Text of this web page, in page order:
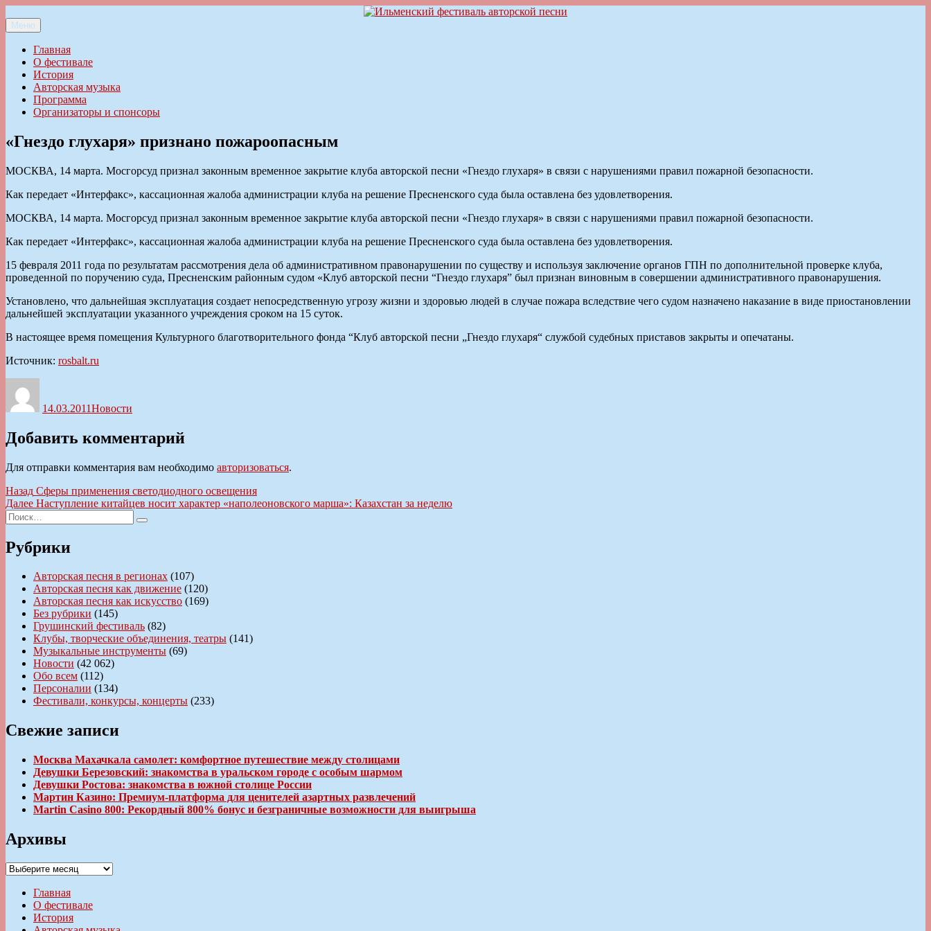
к
содержимому
Ильменский фестиваль авторской песни
Меню
Главная
О фестивале
История
Авторская музыка
Программа
Организаторы и спонсоры
«Гнездо глухаря» признано пожароопасным
МОСКВА, 14 марта. Мосгорсуд признал законным временное закрытие клуба авторской песни «Гнездо глухаря» в связи с нарушениями правил пожарной безопасности.
Как передает «Интерфакс», кассационная жалоба администрации клуба на решение Пресненского суда была оставлена без удовлетворения.
МОСКВА, 14 марта. Мосгорсуд признал законным временное закрытие клуба авторской песни «Гнездо глухаря» в связи с нарушениями правил пожарной безопасности.
Как передает «Интерфакс», кассационная жалоба администрации клуба на решение Пресненского суда была оставлена без удовлетворения.
15 февраля 2011 года по результатам рассмотрения дела об административном правонарушении по существу и используя заключение органов ГПН по дополнительной проверке клуба,
проведенной по поручению суда, Пресненским районным судом «Клуб авторской песни “Гнездо глухаря” был признан виновным в совершении административного правонарушения.
Установлено, что дальнейшая эксплуатация создает непосредственную угрозу жизни и здоровью людей в случае пожара вследствие чего судом назначено наказание в виде приостановлении
дальнейшей эксплуатации указанного учреждения сроком на 15 суток.
В настоящее время помещения Культурного благотворительного фонда “Клуб авторской песни „Гнездо глухаря“ службой судебных приставов закрыты и опечатаны.
Источник: rosbalt.ru
14.03.2011Новости
Добавить комментарий
Для отправки комментария вам необходимо авторизоваться.
Навигация
по
записям
Назад Предыдущая
запись:
Сферы применения светодиодного освещения
Далее Следующая
Наступление китайцев носит характер «наполеоновского марша»: Казахстан за неделю
Искать:
Поиск
Рубрики
Авторская песня в регионах (107)
Авторская песня как движение (120)
Авторская песня как искусство (169)
Без рубрики (145)
Грушинский фестиваль (82)
Клубы, творческие объединения, театры (141)
Музыкальные инструменты (69)
Новости (42 062)
Обо всем (112)
Персоналии (134)
Фестивали, конкурсы, концерты (233)
Свежие записи
Москва Махачкала самолет: комфортное путешествие между столицами
Девушки Березовский: знакомства в уральском городе с особым шармом
Девушки Ростова: знакомства в южной столице России
Мартин Казино: Премиум-платформа для ценителей азартных развлечений
Martin Casino 800: Рекордный 800% бонус и безграничные возможности для выигрыша
Архивы
Архивы
Главная
О фестивале
История